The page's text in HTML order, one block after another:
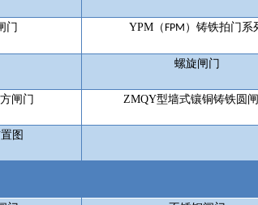
门 YPM （ FPM ）铸铁拍门系
螺旋闸门
闸门 ZMQY型墙式镶铜铸铁圆
图